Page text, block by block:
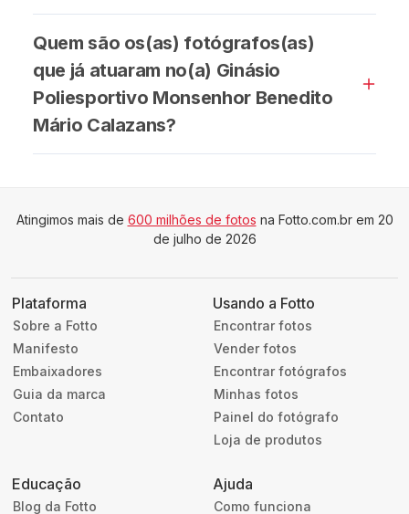
Quem são os(as) fotógrafos(as)
que já atuaram no(a) Ginásio
Poliesportivo Monsenhor Benedito
Mário Calazans?
Atingimos mais de 600 milhões de fotos na Fotto.com.br em 20
de julho de 2026
Plataforma
Sobre a Fotto
Manifesto
Embaixadores
Guia da marca
Contato
Usando a Fotto
Encontrar fotos
Vender fotos
Encontrar fotógrafos
Minhas fotos
Painel do fotógrafo
Loja de produtos
Educação
Blog da Fotto
Ajuda
Como funciona